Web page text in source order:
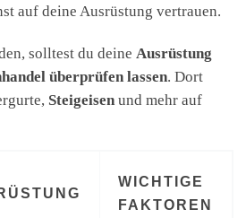
auf deine Ausrüstung vertrauen.
solltest du deine Ausrüstung
überprüfen lassen. Dort
Steigeisen und mehr auf
WICHTIGE
FAKTOREN